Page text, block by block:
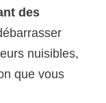
des
nuisibles,
que vous